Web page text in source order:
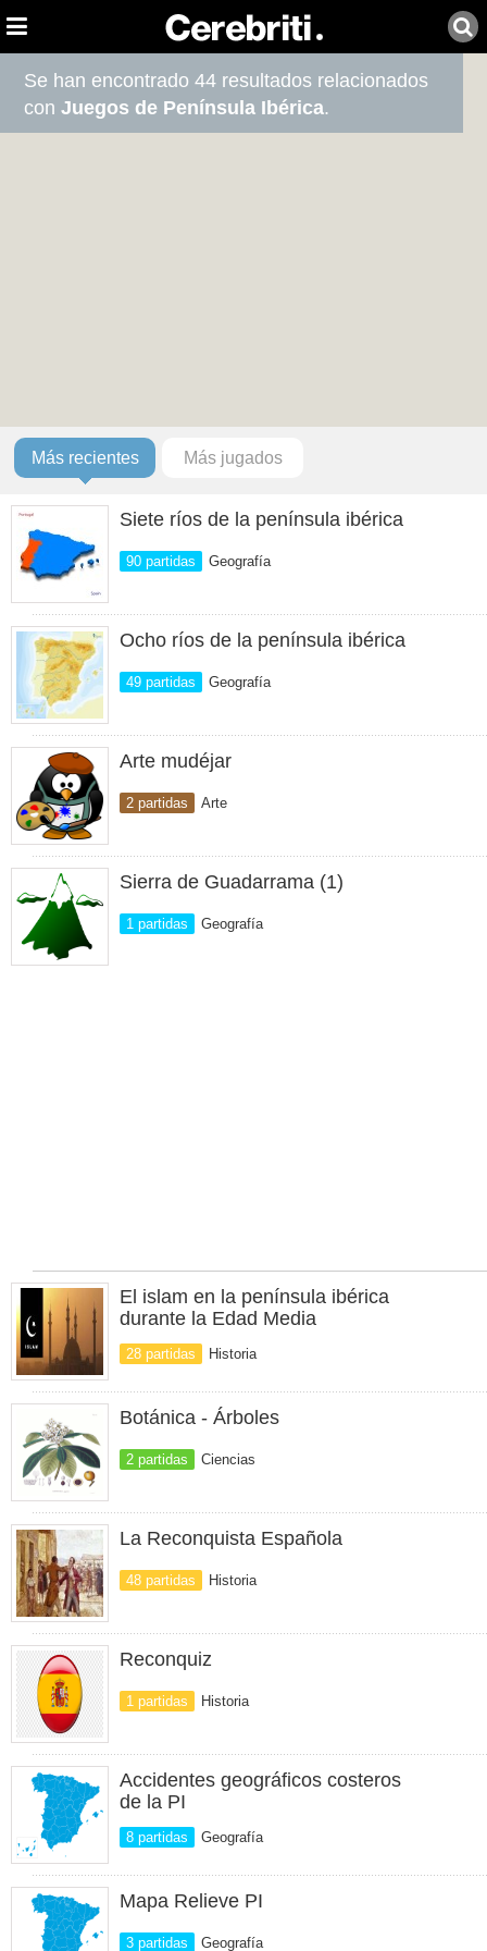
Se han encontrado 44 resultados relacionados
conJuegos de Península Ibérica.
Más recientes Más jugados
Siete ríos de la península ibérica
90 partidas Geografía
Ocho ríos de la península ibérica
49 partidas Geografía
Arte mudéjar
2 partidas Arte
Sierra de Guadarrama (1)
1 partidas Geografía
El islam en la península ibérica
durante la Edad Media
28 partidas Historia
Botánica - Árboles
2 partidas Ciencias
La Reconquista Española
48 partidas Historia
Reconquiz
1 partidas Historia
Accidentes geográficos costeros
de la PI
8 partidas Geografía
Mapa Relieve PI
3 partidas Geografía